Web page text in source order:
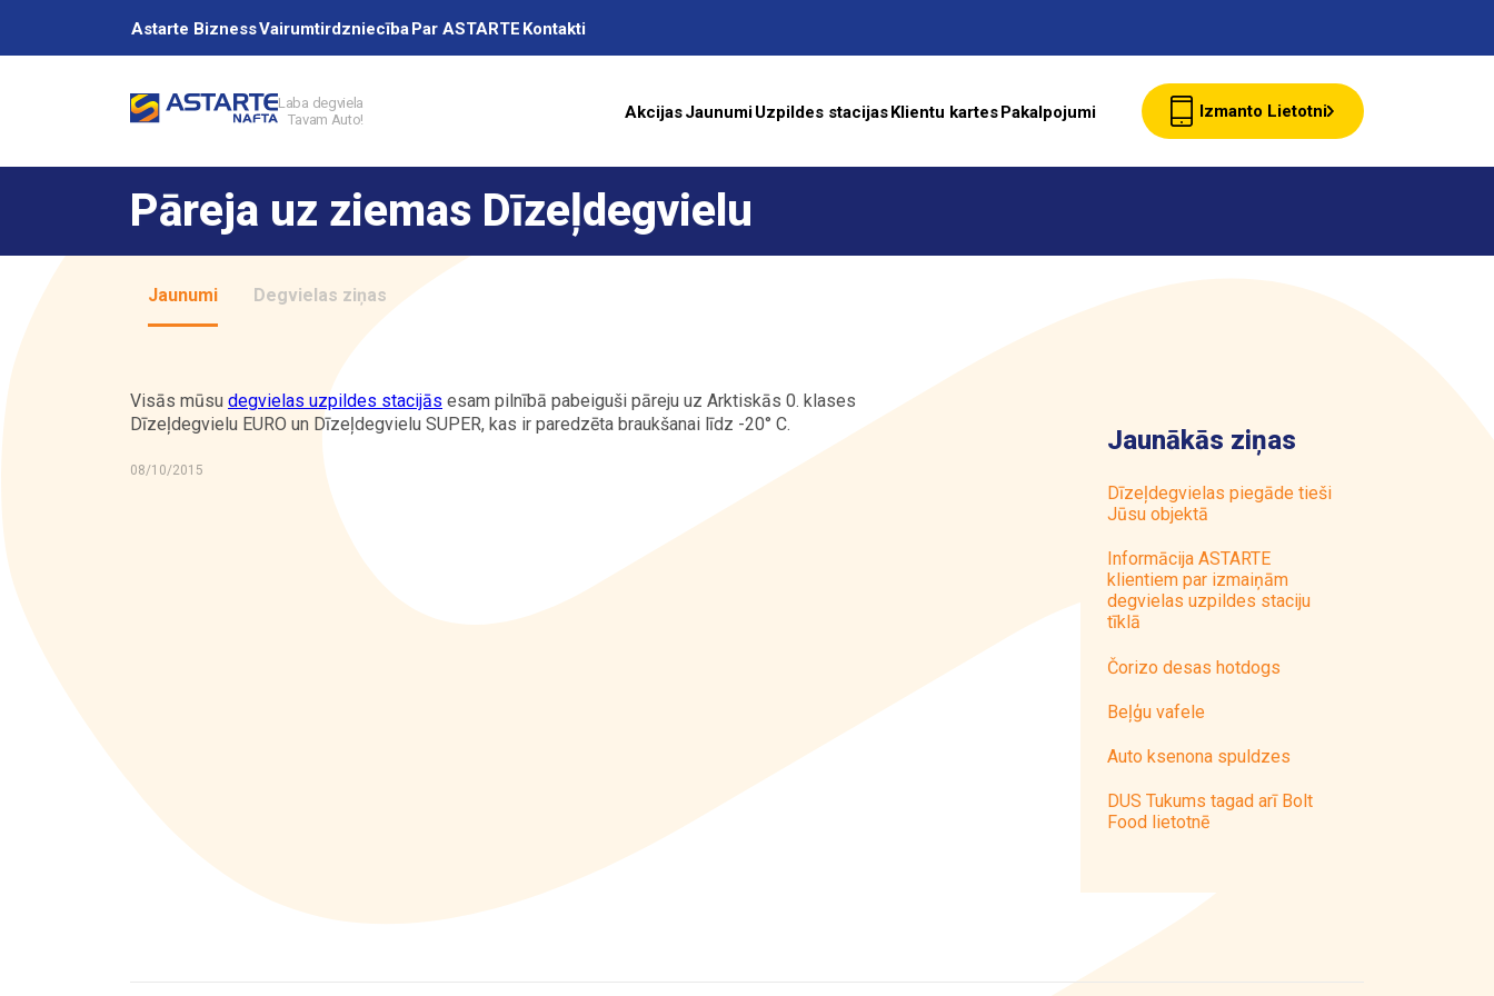
Astarte BiznessVairumtirdzniecībaPar ASTARTE Kontakti
Laba degviela
Tavam Auto!
AkcijasJaunumiUzpildes stacijasKlientu kartesPakalpojumi Izmanto Lietotni
Par ASTARTE
Pāreja uz ziemas Dīzeļdegvielu
Jaunumi Degvielas ziņas
Visās mūsu degvielas uzpildes stacijās esam pilnībā pabeiguši pāreju uz Arktiskās 0. klases
Dīzeļdegvielu EURO un Dīzeļdegvielu SUPER, kas ir paredzēta braukšanai līdz -20° C.
08/10/2015
Jaunākās ziņas
Dīzeļdegvielas piegāde tieši
Jūsu objektā
Informācija ASTARTE
klientiem par izmaiņām
degvielas uzpildes staciju
tīklā
Čorizo desas hotdogs
Beļģu vafele
Auto ksenona spuldzes
DUS Tukums tagad arī Bolt
Food lietotnē